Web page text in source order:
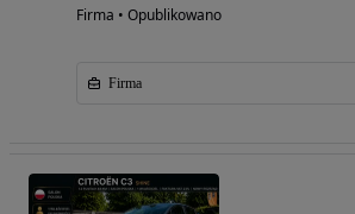
Firma • Opublikowano
Firma